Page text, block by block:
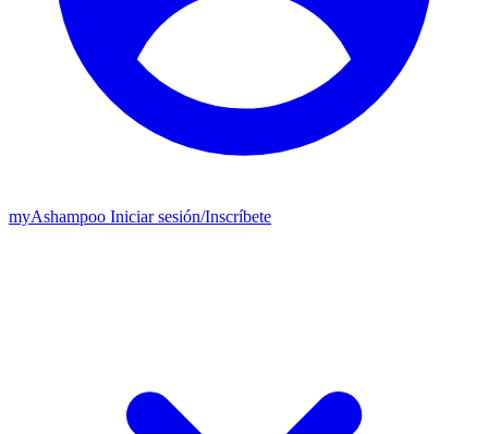
myAshampoo Iniciar sesión/Inscríbete